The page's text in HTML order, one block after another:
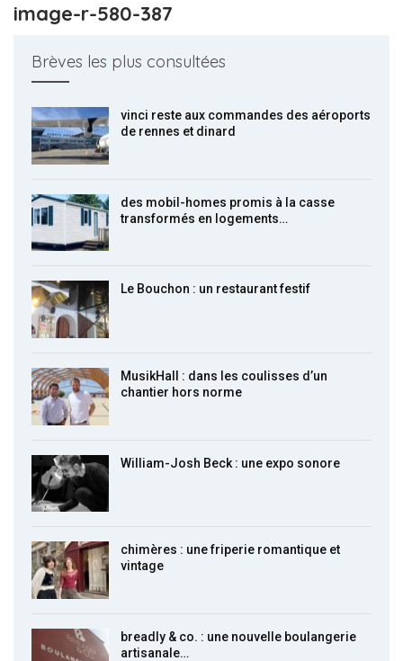
image-r-580-387
Brèves les plus consultées
vinci reste aux commandes des aéroports
de rennes et dinard
des mobil-homes promis à la casse
transformés en logements…
Le Bouchon : un restaurant festif
MusikHall : dans les coulisses d’un
chantier hors norme
William-Josh Beck : une expo sonore
chimères : une friperie romantique et
vintage
breadly & co. : une nouvelle boulangerie
artisanale…